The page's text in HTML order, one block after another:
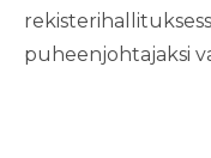
puheenjohtajaksi